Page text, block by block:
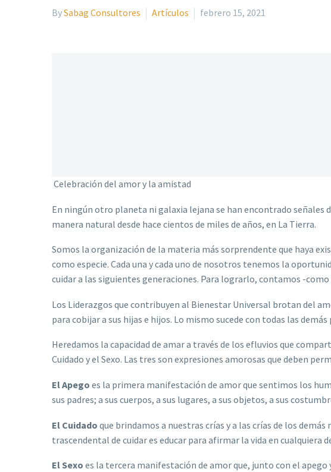
BySabag Consultores Artículos febrero 15, 2021
Celebración del amor y la amistad
En ningún otro planeta ni galaxia lejana se han encontrado señales
manera natural desde hace cientos de miles de años, en La Tierra.
Somos la organización de la materia más sorprendente que haya
como especie. Cada una y cada uno de nosotros tenemos la
cuidar a las siguientes generaciones. Para lograrlo, contamos -
Los Liderazgos que contribuyen al Bienestar Universal brotan del
para cobijar a sus hijas e hijos. Lo mismo sucede con todas las
Heredamos la capacidad de amar a través de los efluvios que
Cuidado y el Sexo. Las tres son expresiones amorosas que deben
El Apego es la primera manifestación de amor que sentimos los
sus padres; a sus cuerpos, a sus lugares, a sus objetos, a sus
El Cuidado que brindamos a nuestras crías y a las crías de los
trascendental de cuidar es educar para afirmar la vida en cualquiera
El Sexo es la tercera manifestación de amor que, junto con el